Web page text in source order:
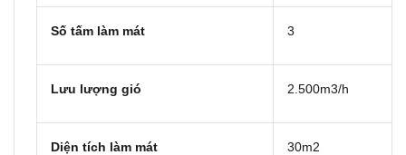
Số tấm làm mát 3
Lưu lượng gió 2.500m3/h
Diện tích làm mát 30m2